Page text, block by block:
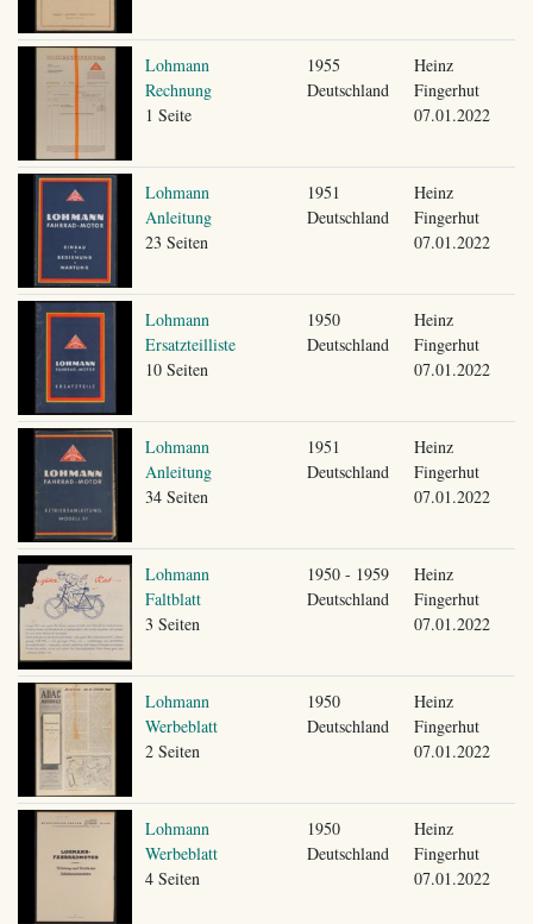
Lohmann
Rechnung
1 Seite
1955
Deutschland
Heinz
Fingerhut
07.01.2022
Lohmann
Anleitung
23 Seiten
1951
Deutschland
Heinz
Fingerhut
07.01.2022
Lohmann
Ersatzteilliste
10 Seiten
1950
Deutschland
Heinz
Fingerhut
07.01.2022
Lohmann
Anleitung
34 Seiten
1951
Deutschland
Heinz
Fingerhut
07.01.2022
Lohmann
Faltblatt
3 Seiten
1950 - 1959
Deutschland
Heinz
Fingerhut
07.01.2022
Lohmann
Werbeblatt
2 Seiten
1950
Deutschland
Heinz
Fingerhut
07.01.2022
Lohmann
Werbeblatt
4 Seiten
1950
Deutschland
Heinz
Fingerhut
07.01.2022